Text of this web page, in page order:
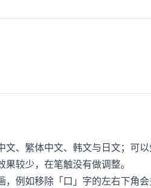
、繁体中文、韩文与日文；可
较少，在笔触没有做调整。
例如移除「口」字的左右下角